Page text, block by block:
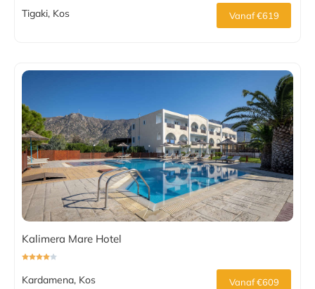
Tigaki, Kos Vanaf €619
Kalimera Mare Hotel
Kardamena, Kos Vanaf €609